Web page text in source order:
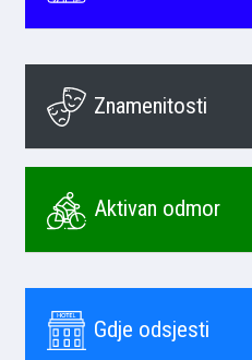
Znamenitosti
Aktivan odmor
Gdje odsjesti